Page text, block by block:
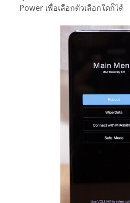
Power เพื่อเลือกตัวเลือกใดก็ได้